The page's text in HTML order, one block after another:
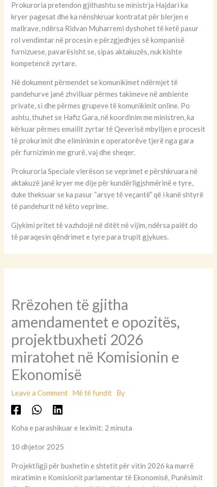
Prokuroria pretendon gjithashtu se ministrja Hajdari ka
kryer pagesat dhe ka nënshkruar kontratat për blerjen e
mallrave, ndërsa Ridvan Muharremi dyshohet të ketë pasur
rol vendimtar në procesin e përzgjedhjes së kompanisë
furnizuese, pavarësisht se, sipas aktakuzës, nuk kishte
kompetencë zyrtare.
Në dokument përmendet se komunikimet ndërmjet të
pandehurve janë zhvilluar përmes takimeve në ambiente
private, si dhe përmes grupeve të komunikimit online. Po
ashtu, thuhet se Hafiz Gara, në koordinim me ministren, ka
kërkuar përmes emailit zyrtar të Qeverisë mbylljen e procesit
të prokurimit dhe eliminimin e operatorëve tjerë nga gara
për furnizimin me grurë, vaj dhe sheqer.
Prokuroria Speciale vlerëson se veprimet e përshkruara në
aktakuzë janë kryer me dije për kundërligjshmërinë e tyre,
duke theksuar se ka pasur “arsye të veçantë” që i kanë shtyrë
të pandehurit në këto veprime.
Gjykimi pritet të vazhdojë në ditët në vijim, ndërsa palët do
të paraqesin qëndrimet e tyre para trupit gjykues.
Rrëzohen të gjitha
amendamentet e opozitës,
projektbuxheti 2026
miratohet në Komisionin e
Ekonomisë
Leave a Comment Më të fundit By
Koha e parashikuar e leximit: 2 minuta
10 dhjetor 2025
Projektligji për buxhetin e shtetit për vitin 2026 ka marrë
miratimin e Komisionit parlamentar të Ekonomisë, Punësimit